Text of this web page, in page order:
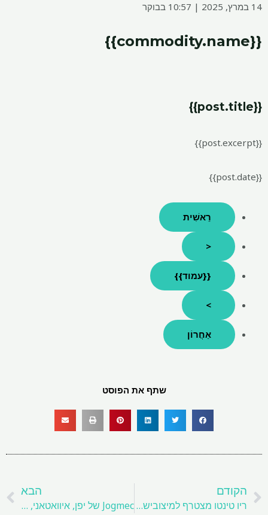
14 במרץ, 2025 | 10:57 בבוקר
{{commodity.name}}
{{post.title}}
{{post.excerpt}}
{{post.date}}
רֵאשִׁית
<
{{עמוד}}
>
אַחֲרוֹן
שתף את הפוסט
קודם
הקודם
ריו טינטו מצטרף למיצובישי כמשקיע בפרויקט מיחזור ארה"ב
הבא
Jogmec של יפן, איוואטאני, להשקיע 120 מיליון דולר בפרויקט Earths נדיר צרפתי